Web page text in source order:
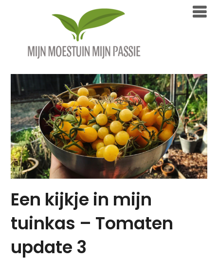
Een kijkje in mijn
tuinkas – Tomaten
update 3